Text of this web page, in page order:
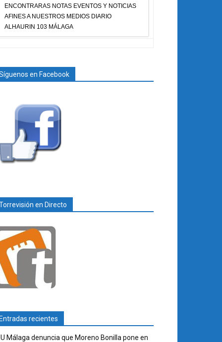
ENCONTRARAS NOTAS EVENTOS Y NOTICIAS
AFINES A NUESTROS MEDIOS DIARIO
ALHAURIN 103 MÁLAGA
en Facebook
en Directo
recientes
Málaga denuncia que Moreno Bonilla pone en